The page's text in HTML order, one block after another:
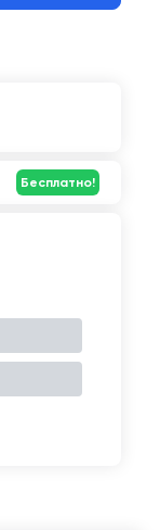
Бесплатно!